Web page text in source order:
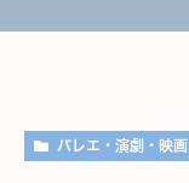
バレエ・演劇・映画